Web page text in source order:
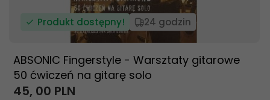
Produkt dostępny! 24 godzin
ABSONIC Fingerstyle - Warsztaty gitarowe
50 ćwiczeń na gitarę solo
45, 00 PLN